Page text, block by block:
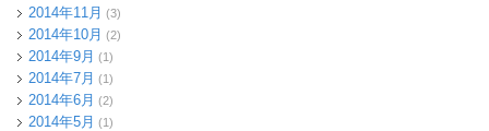
2014年11月 (3)
2014年10月 (2)
2014年9月 (1)
2014年7月 (1)
2014年6月 (2)
2014年5月 (1)